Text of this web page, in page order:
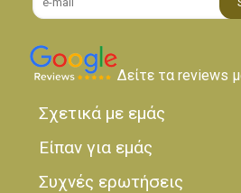
Δείτε τα reviews
Σχετικά με εμάς
Είπαν για εμάς
Συχνές ερωτήσεις